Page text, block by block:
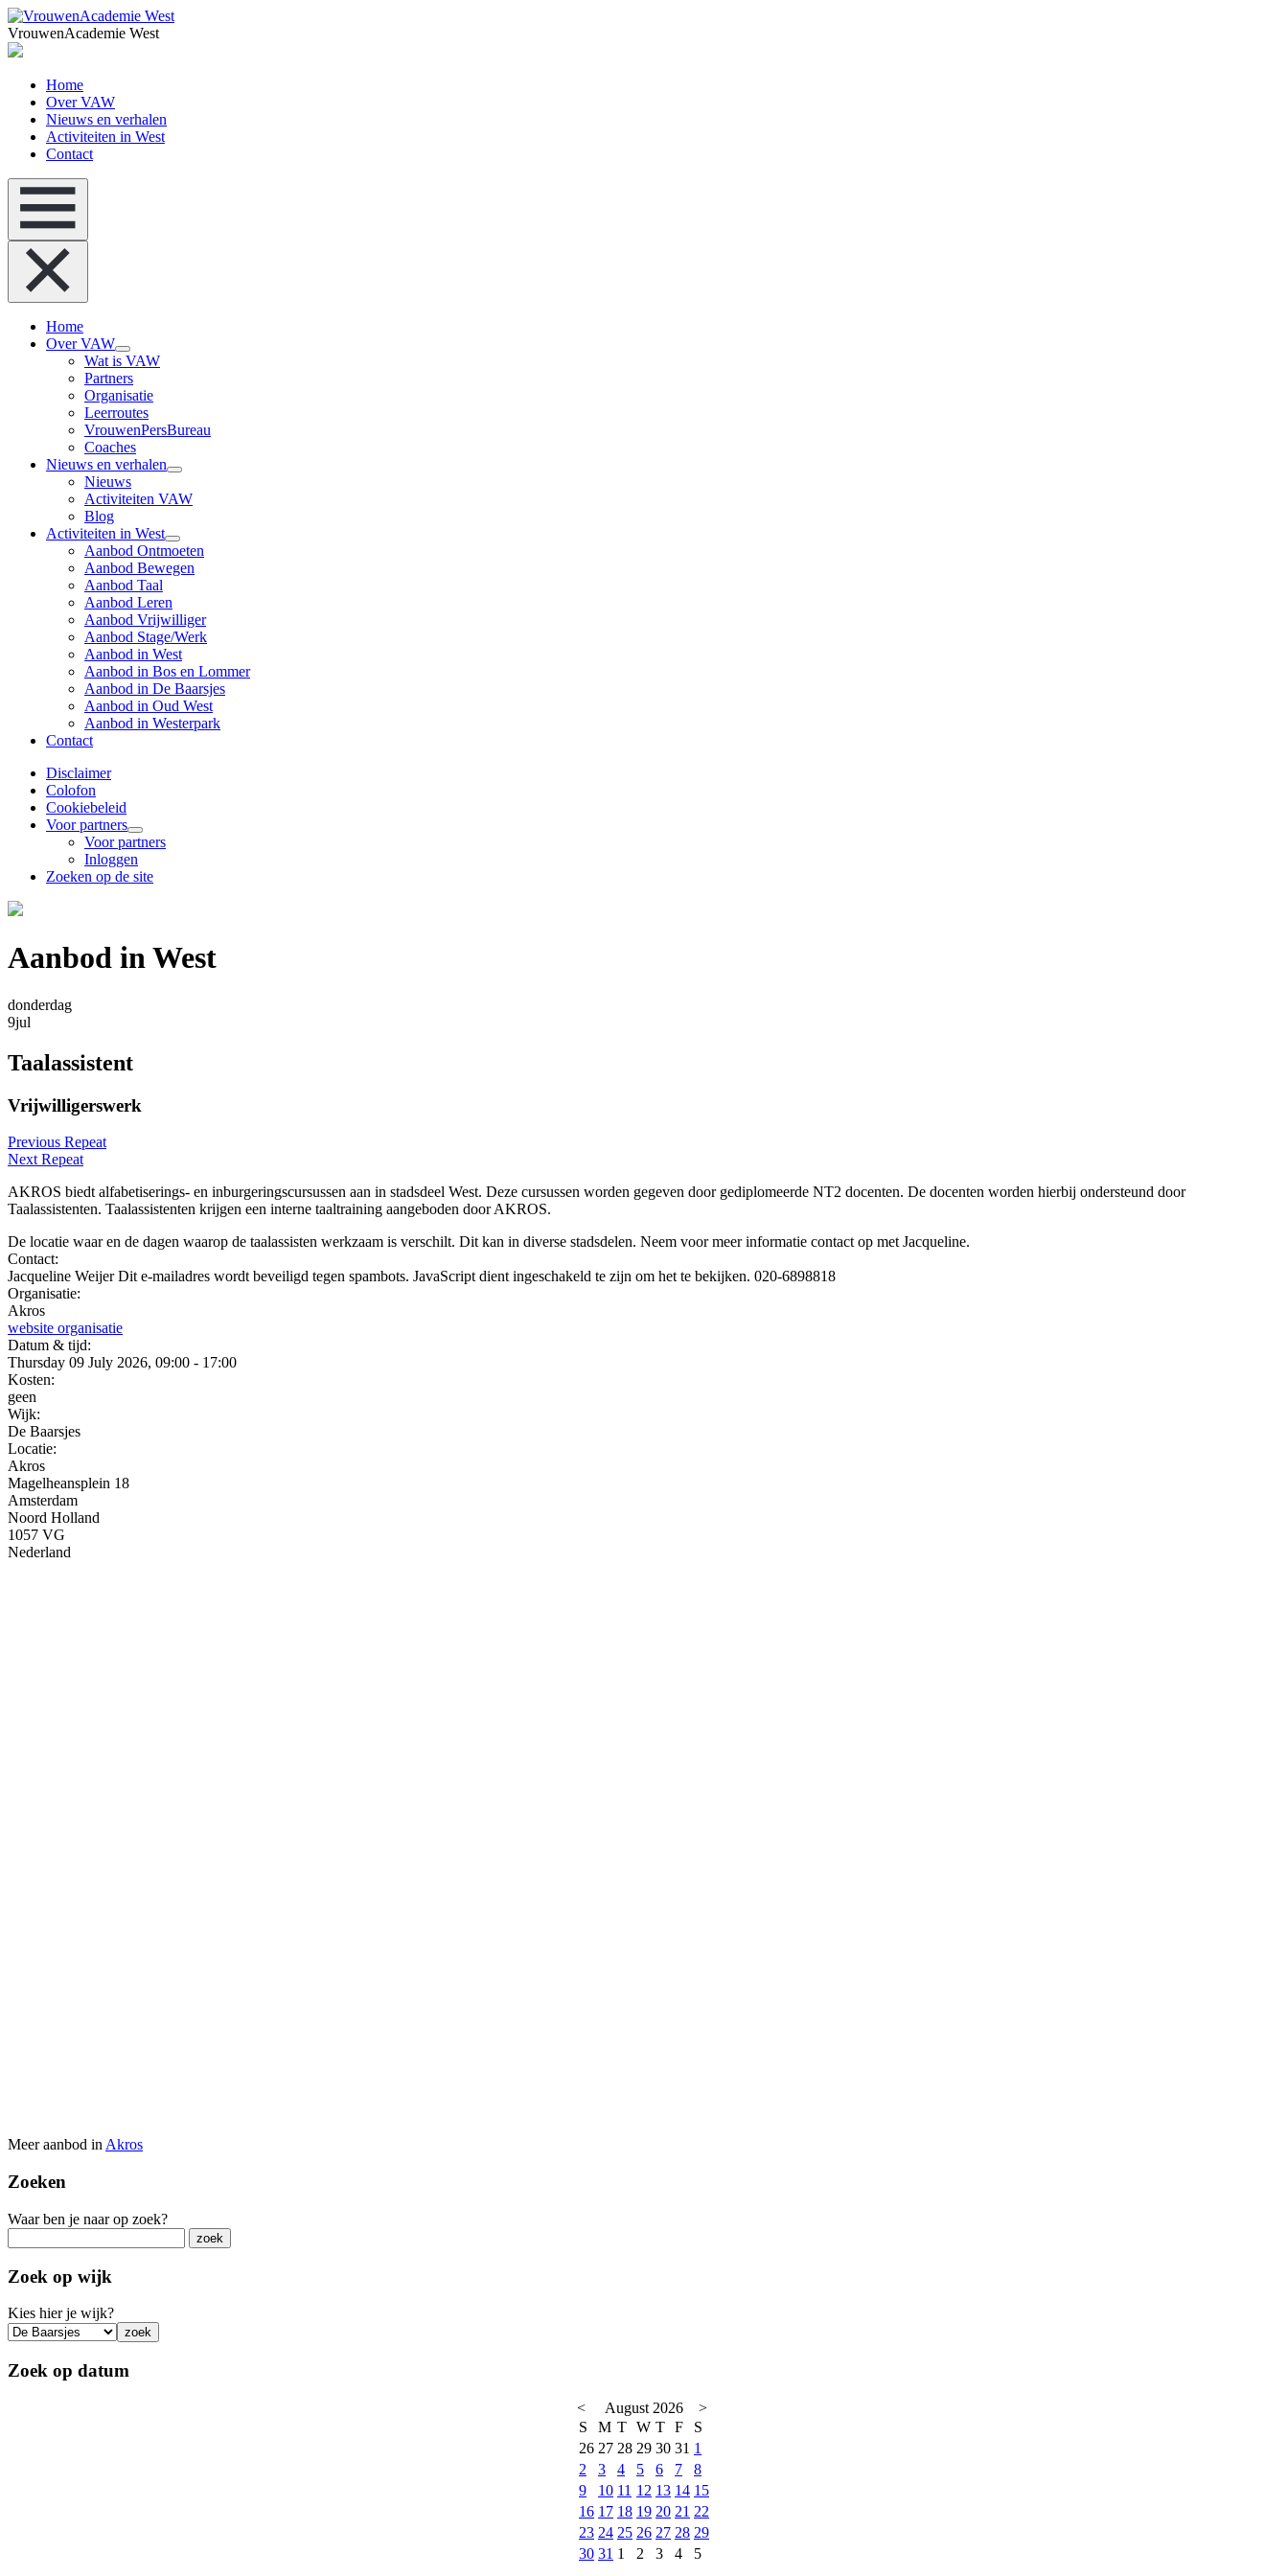
VrouwenAcademie West
Home
Over VAW
Nieuws en verhalen
Activiteiten in West
Contact
Home
Over VAW
Wat is VAW
Partners
Organisatie
Leerroutes
VrouwenPersBureau
Coaches
Nieuws en verhalen
Nieuws
Activiteiten VAW
Blog
Activiteiten in West
Aanbod Ontmoeten
Aanbod Bewegen
Aanbod Taal
Aanbod Leren
Aanbod Vrijwilliger
Aanbod Stage/Werk
Aanbod in West
Aanbod in Bos en Lommer
Aanbod in De Baarsjes
Aanbod in Oud West
Aanbod in Westerpark
Contact
Disclaimer
Colofon
Cookiebeleid
Voor partners
Voor partners
Inloggen
Zoeken op de site
Aanbod in West
donderdag
9jul
Taalassistent
Vrijwilligerswerk
Previous Repeat
Next Repeat
AKROS biedt alfabetiserings- en inburgeringscursussen aan in stadsdeel West. Deze cursussen worden gegeven door gediplomeerde NT2 docenten. De docenten worden hierbij ondersteund door
Taalassistenten. Taalassistenten krijgen een interne taaltraining aangeboden door AKROS.
De locatie waar en de dagen waarop de taalassisten werkzaam is verschilt. Dit kan in diverse stadsdelen. Neem voor meer informatie contact op met Jacqueline.
Contact:
Jacqueline WeijerDit e-mailadres wordt beveiligd tegen spambots. JavaScript dient ingeschakeld te zijn om het te bekijken. 020-6898818
Organisatie:
Akros
website organisatie
Datum & tijd:
Thursday 09 July 2026, 09:00 - 17:00
Kosten:
geen
Wijk:
De Baarsjes
Locatie:
Akros
Magelheansplein 18
Amsterdam
Noord Holland
1057 VG
Nederland
Meer aanbod inAkros
Zoeken
Waar ben je naar op zoek?
Zoek op wijk
Kies hier je wijk?
Zoek op datum
< August 2026
>
S
M T W T F
S
26 27 28 29 30 31 1
2
3 4 5 6 7
8
9
10 11 12 13 14 15
16 17 18 19 20 21 22
23 24 25 26 27 28 29
30 31 1 2 3 4 5